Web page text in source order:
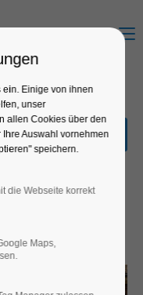
Menu
ein. Einige von ihnen
unser
allen Cookies über den
Ihre Auswahl vornehmen
speichern.
die Webseite korrekt
Maps,